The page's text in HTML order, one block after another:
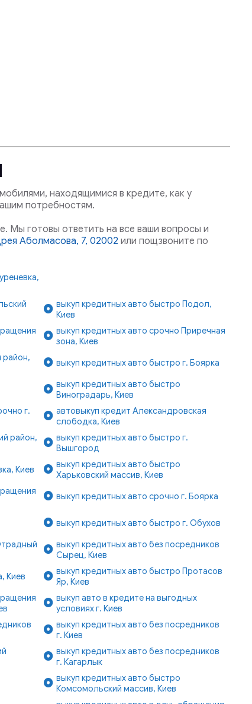
находящимися в кредите, как у
потребностям.
Мы готовы ответить на все ваши вопросы и
Аболмасова, 7, 02002 или пощзвоните по
выкуп кредитных авто быстро Подол,
Киев
выкуп кредитных авто срочно Приречная
зона, Киев
район,
выкуп кредитных авто быстро г. Боярка
выкуп кредитных авто быстро
Виноградарь, Киев
г.
автовыкуп кредит Александровская
слободка, Киев
район,
выкуп кредитных авто быстро г.
Вышгород
Киев
выкуп кредитных авто быстро
Харьковский массив, Киев
выкуп кредитных авто срочно г. Боярка
выкуп кредитных авто быстро г. Обухов
выкуп кредитных авто без посредников
Сырец, Киев
Киев
выкуп кредитных авто быстро Протасов
Яр, Киев
выкуп авто в кредите на выгодных
условиях г. Киев
выкуп кредитных авто без посредников
г. Киев
выкуп кредитных авто без посредников
г. Кагарлык
выкуп кредитных авто быстро
Комсомольский массив, Киев